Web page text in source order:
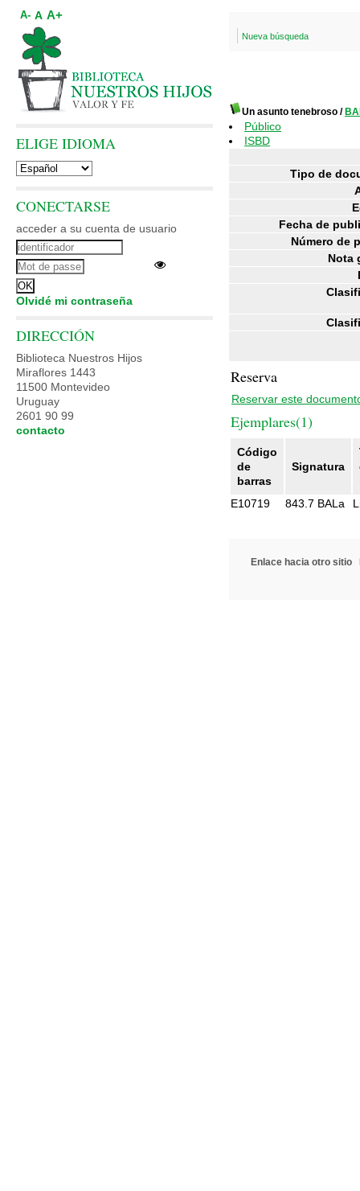
Nueva búsqueda
Un asunto tenebroso /
Público
ISBD
Tipo de
Fecha de
Número de
Nota
Reserva
Reservar este
Ejemplares(1)
Código
de
barras
Signatura
E10719
843.7 BALa
Enlace hacia otro sitio
A- A A+
ELIGE IDIOMA
CONECTARSE
acceder a su cuenta de usuario
Olvidé mi contraseña
DIRECCIÓN
Biblioteca Nuestros Hijos
Miraflores 1443
11500 Montevideo
Uruguay
2601 90 99
contacto